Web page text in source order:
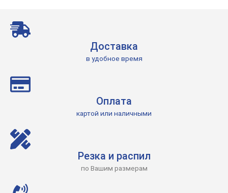
Доставка
в удобное время
Оплата
картой или наличными
Резка и распил
по Вашим размерам